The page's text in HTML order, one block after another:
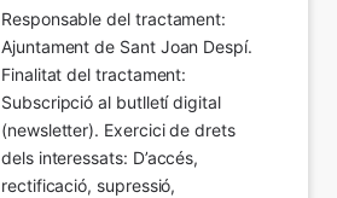
Responsable del tractament:
Ajuntament de Sant Joan Despí.
Finalitat del tractament:
Subscripció al butlletí digital
(newsletter). Exercici de drets
dels interessats: D’accés,
rectificació, supressió,